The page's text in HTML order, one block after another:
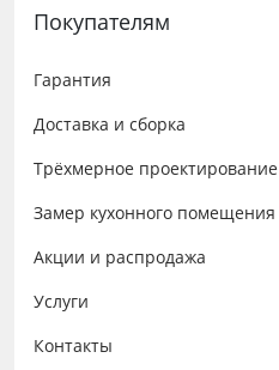
Покупателям
Гарантия
Доставка и сборка
Трёхмерное проектирование
Замер кухонного помещения
Акции и распродажа
Услуги
Контакты